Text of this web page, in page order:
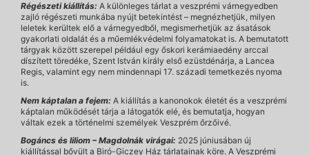
Régészeti kiállítás: A különleges tárlat a veszprémi várnegyedben
zajló régészeti munkába nyújt betekintést – megnézhetjük, milyen
leletek kerültek elő a várnegyedből, megismerhetjük az ásatások
gyakorlati oldalát és a műemlékvédelmi folyamatokat is. A bemutatott
tárgyak között szerepel például egy őskori kerámiaedény arccal
díszített töredéke, Szent István király első ezüstdénárja, a Lancea
Regis, valamint egy nem mindennapi 17. századi temetkezés nyoma
is.
Nem káptalan a fejem: A kiállítás a kanonokok életét és a veszprémi
káptalan működését tárja a látogatók elé, és bemutatja, hogyan
váltak ezek a történelmi személyek Veszprém őrzőivé.
Bogáncs és liliom – Magdolnák virágai: 2025 júniusában új
kiállítással bővült a Biró-Giczey Ház tárlatainak köre. A Veszprémi